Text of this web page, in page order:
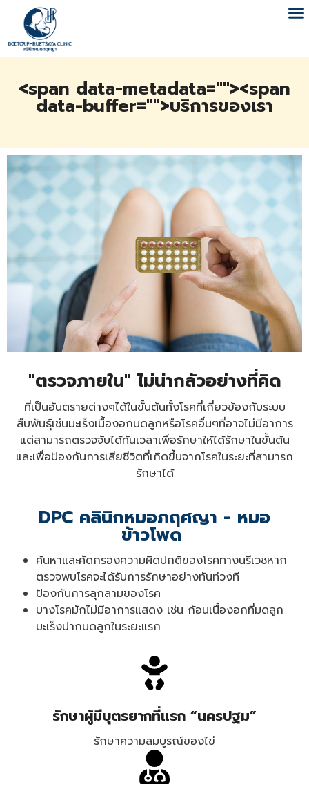
<span data-metadata=""><span
data-buffer="">บริการของเรา
"ตรวจภายใน" ไม่น่ากลัวอย่างที่คิด
ที่เป็นอันตรายต่างๆได้ในขั้นต้นทั้งโรคที่เกี่ยวข้องกับระบบ
สืบพันธุ์เช่นมะเร็งเนื้องอกมดลูกหรือโรคอื่นๆที่อาจไม่มีอาการ
แต่สามารถตรวจจับได้ทันเวลาเพื่อรักษาให้ได้รักษาในขั้นต้น
และเพื่อป้องกันการเสียชีวิตที่เกิดขึ้นจากโรคในระยะที่สามารถ
รักษาได้
DPC คลินิกหมอภฤศญา - หมอ
ข้าวโพด
ค้นหาและคัดกรองความผิดปกติของโรคทางนรีเวชหาก
ตรวจพบโรคจะได้รับการรักษาอย่างทันท่วงที
ป้องกันการลุกลามของโรค
บางโรคมักไม่มีอาการแสดง เช่น ก้อนเนื้องอกที่มดลูก
มะเร็งปากมดลูกในระยะแรก
รักษาผู้มีบุตรยากที่แรก “นครปฐม”
รักษาความสมบูรณ์ของไข่